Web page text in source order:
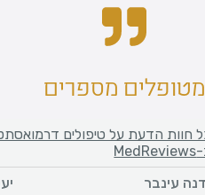
מטופלים מספרים